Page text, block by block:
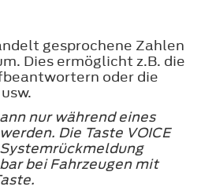
gesprochene Zahlen
Dies ermöglicht z.B. die
oder die
nur während eines
Die Taste VOICE
bei Fahrzeugen mit